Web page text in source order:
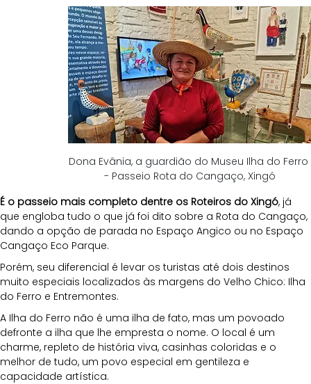
Dona Evânia, a guardião do Museu Ilha do Ferro
- Passeio Rota do Cangaço, Xingó
É o passeio mais completo dentre os Roteiros do Xingó, já
que engloba tudo o que já foi dito sobre a Rota do Cangaço,
dando a opção de parada no Espaço Angico ou no Espaço
Cangaço Eco Parque.
Porém, seu diferencial é levar os turistas até dois destinos
muito especiais localizados às margens do Velho Chico: Ilha
do Ferro e Entremontes.
A Ilha do Ferro não é uma ilha de fato, mas um povoado
defronte a ilha que lhe empresta o nome. O local é um
charme, repleto de história viva, casinhas coloridas e o
melhor de tudo, um povo especial em gentileza e
capacidade artística.